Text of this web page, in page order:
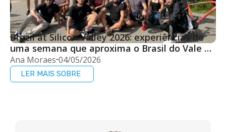
Brazil at Silicon Valley 2026: experiências de
uma semana que aproxima o Brasil do Vale do
Silício
Ana Moraes 04/05/2026
LER MAIS SOBRE